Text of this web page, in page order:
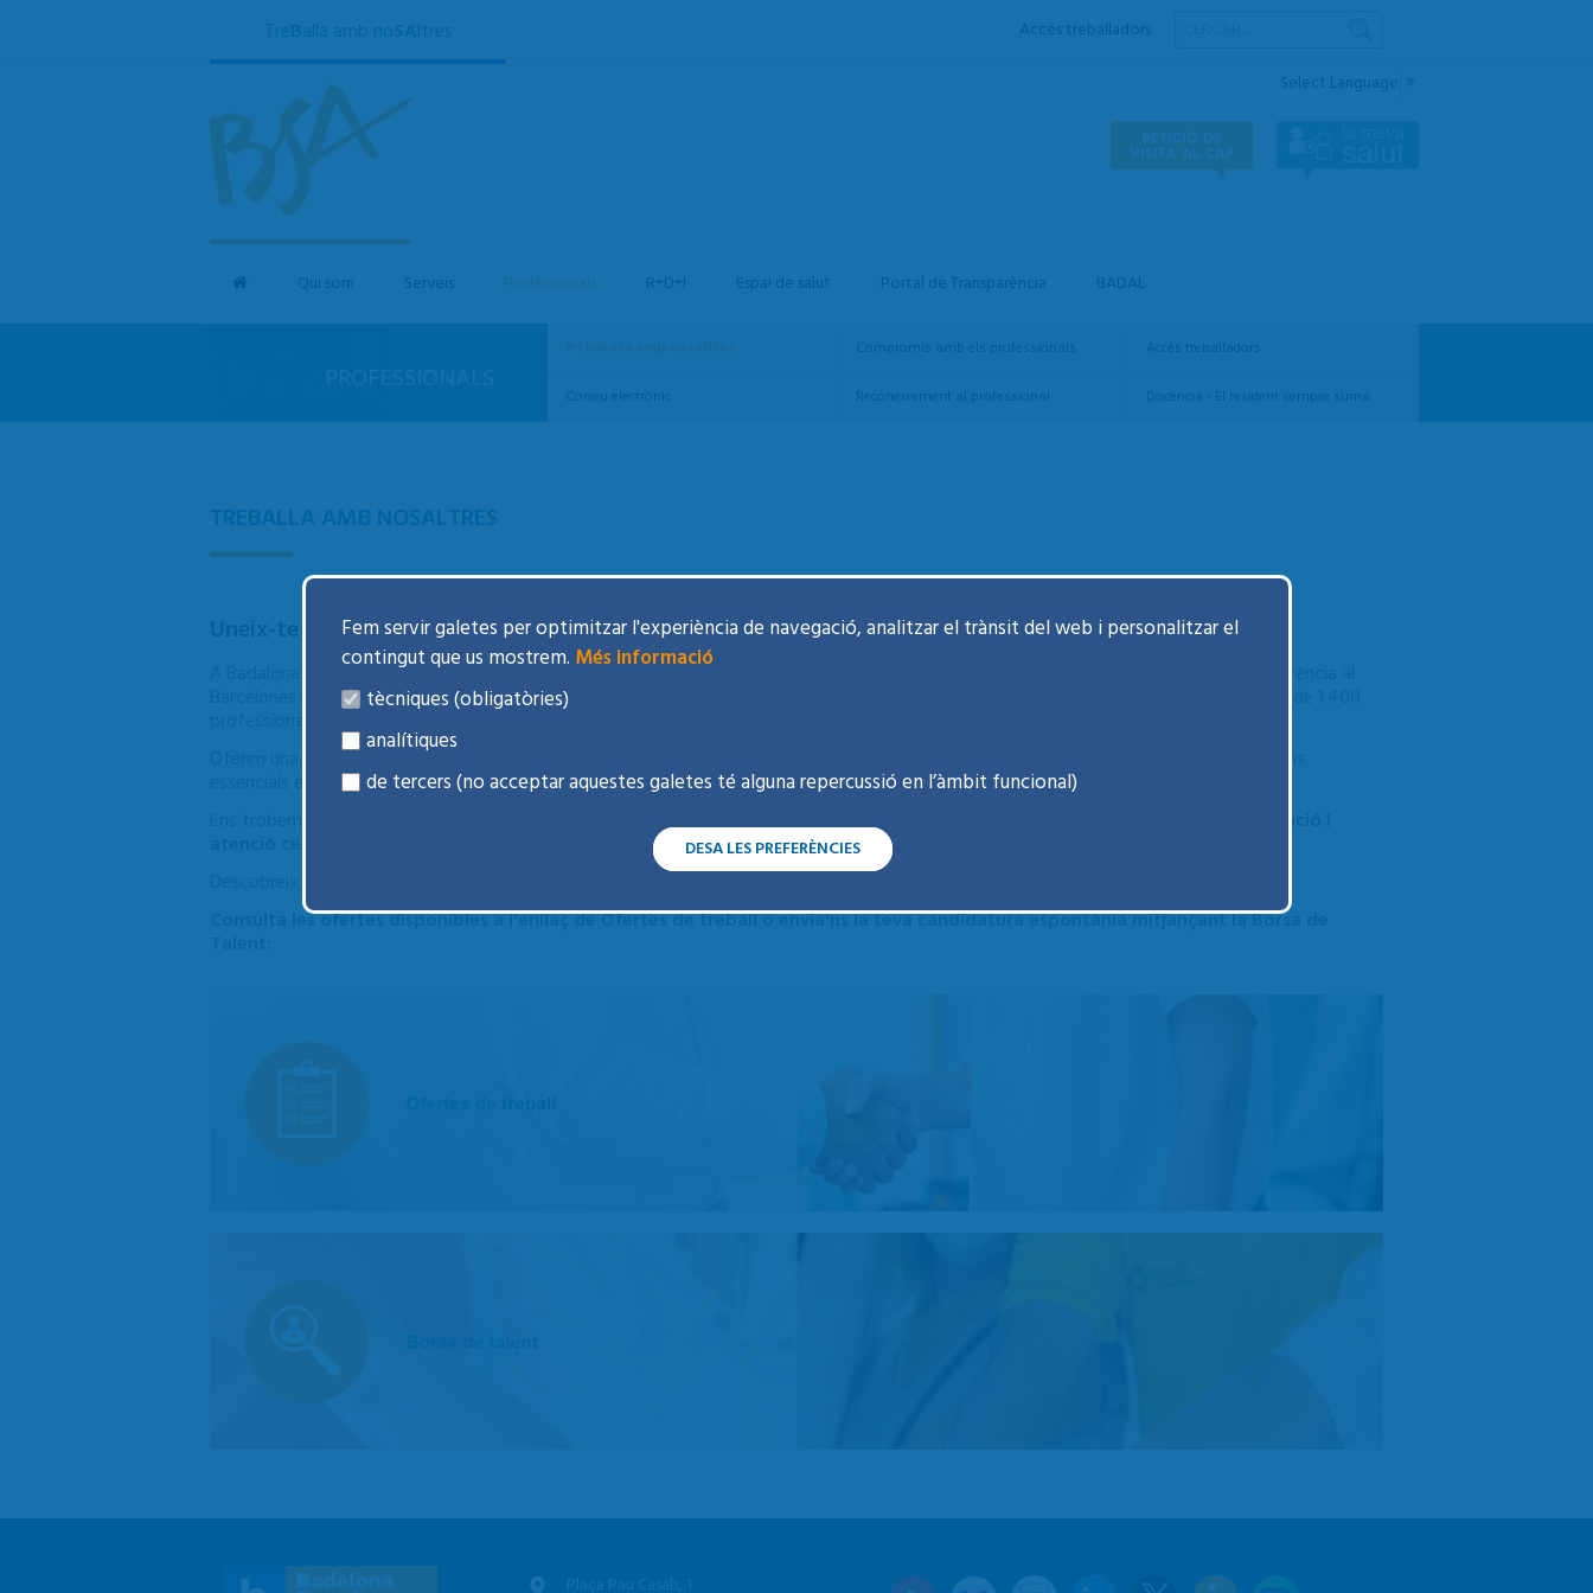
TreBalla amb noSAltres
Accés treballadors
Select Language
Qui som Serveis Professionals R+D+I Espai de salut Portal de Transparència BADAL
TREBALLA AMB NOSALTRES
Uneix-te a l’equip de BSA
A Badalona Serveis Assistencials treballem cada dia per cuidar les persones i la seva salut. Som l’organització sanitària municipal de referència al
Barcelonès Nord i al Baix Maresme i donem servei a més de 440.000 persones a través de 16 centres i d’un equip humà format per més de 1.400
Oferim una atenció integral i de qualitat que abasta l’atenció primària, hospitalària, intermèdia, salut mental i addiccions, així com serveis
essencials en salut sexual i reproductiva i salut laboral.
Ens trobem en un moment de creixement i volem incorporar talent com el teu. Si comparteixes els nostres valors —
—, ens agradarà conèixer-te.
Consulta les ofertes disponibles a l'enllaç de Ofertes de treball o envia'ns la teva candidatura espontània mitjançant la Borsa de
Plaça Pau Casals, 1
Fem servir galetes per optimitzar l'experiència de navegació, analitzar el trànsit del web i personalitzar el
contingut que us mostrem. Més informació
tècniques (obligatòries)
analítiques
de tercers (no acceptar aquestes galetes té alguna repercussió en l’àmbit funcional)
DESA LES PREFERÈNCIES